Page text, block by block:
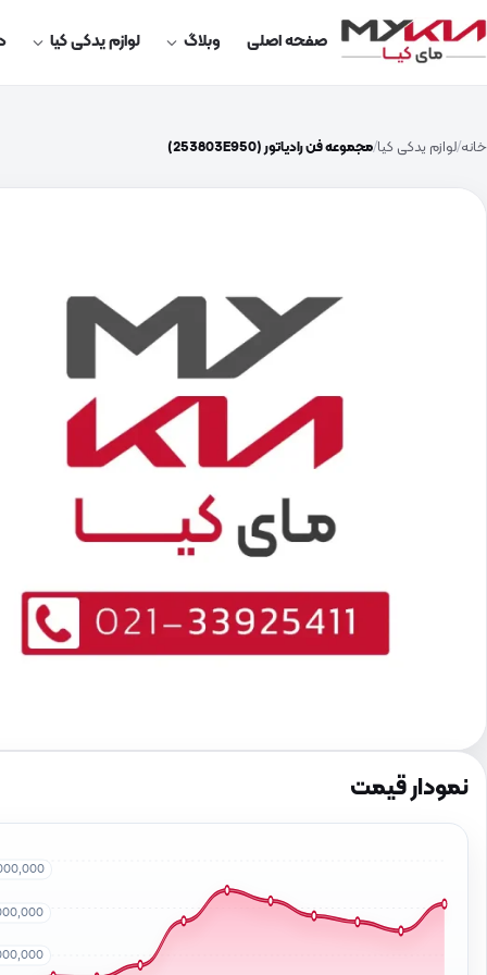
صفحه اصلی وبلاگ لوازم یدکی کیا
خانه لوازم یدکی کیا مجموعه فن رادیاتور (253803E950)
نمودار قیمت